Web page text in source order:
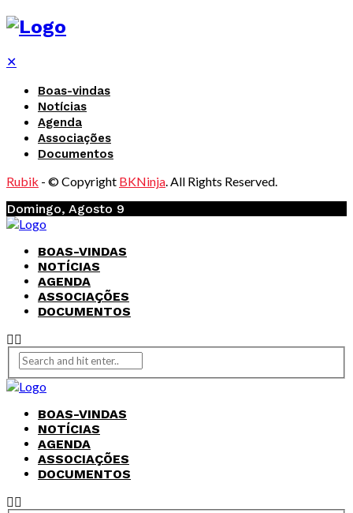
✕
Boas-vindas
Notícias
Agenda
Associações
Documentos
Rubik - © Copyright BKNinja. All Rights Reserved.
Domingo, Agosto 9
BOAS-VINDAS
NOTÍCIAS
AGENDA
ASSOCIAÇÕES
DOCUMENTOS
BOAS-VINDAS
NOTÍCIAS
AGENDA
ASSOCIAÇÕES
DOCUMENTOS